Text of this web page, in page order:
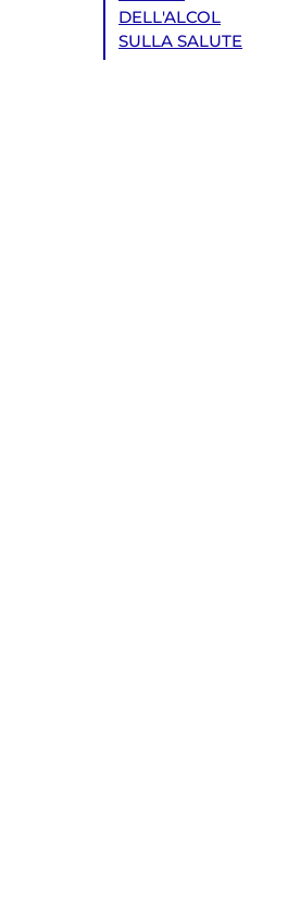
DELL'ALCOL
SULLA SALUTE